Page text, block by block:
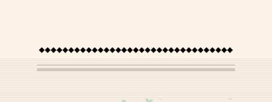
DE (DE)
EN